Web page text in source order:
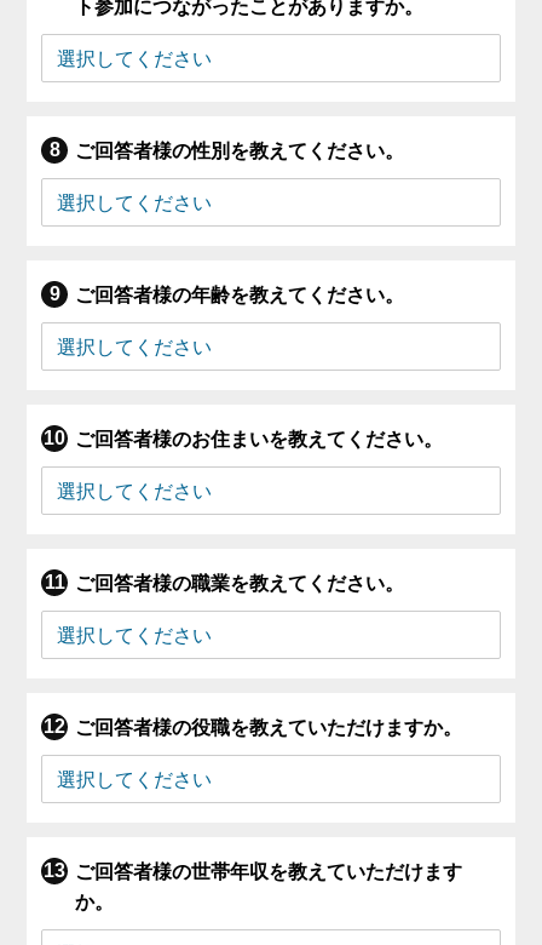
ト参加につながったことがありますか。
ご回答者様の性別を教えてください。
ご回答者様の年齢を教えてください。
ご回答者様のお住まいを教えてください。
ご回答者様の職業を教えてください。
ご回答者様の役職を教えていただけますか。
ご回答者様の世帯年収を教えていただけます
か。